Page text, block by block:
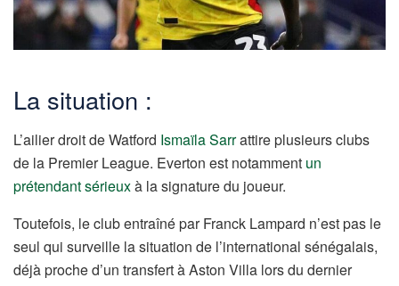
La situation :
L’ailier droit de Watford Ismaïla Sarrattire plusieurs clubs
de la Premier League. Everton est notamment un
prétendant sérieuxà la signature du joueur.
Toutefois, le club entraîné par Franck Lampard n’est pas le
seul qui surveille la situation de l’international sénégalais,
déjà proche d’un transfert à Aston Villa lors du dernier